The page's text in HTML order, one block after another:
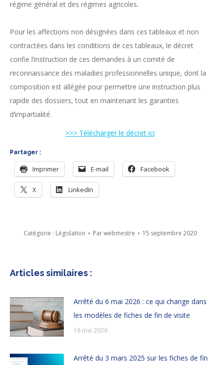
régime général et des régimes agricoles.
Pour les affections non désignées dans ces tableaux et non
contractées dans les conditions de ces tableaux, le décret
confie l’instruction de ces demandes à un comité de
reconnaissance des maladies professionnelles unique, dont la
composition est allégée pour permettre une instruction plus
rapide des dossiers, tout en maintenant les garanties
d’impartialité.
>>> Télécharger le décret ici
Partager :
Imprimer E-mail Facebook
X LinkedIn
Catégorie : Législation Parwebmestre 15 septembre 2020
Articles similaires :
Arrêté du 6 mai 2026 : ce qui change dans
les modèles de fiches de fin de visite
18 mai 2026
Arrêté du 3 mars 2025 sur les fiches de fin